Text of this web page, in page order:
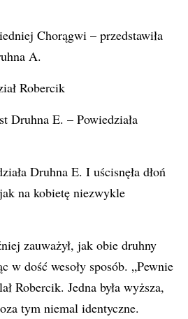
Chorągwi – przedstawiła
A.
Robercik
Druhna E. – Powiedziała
Druhna E. I uścisnęła dłoń
na kobietę niezwykle
zauważył, jak obie druhny
w dość wesoły sposób. „Pewnie
Robercik. Jedna była wyższa,
tym niemal identyczne.